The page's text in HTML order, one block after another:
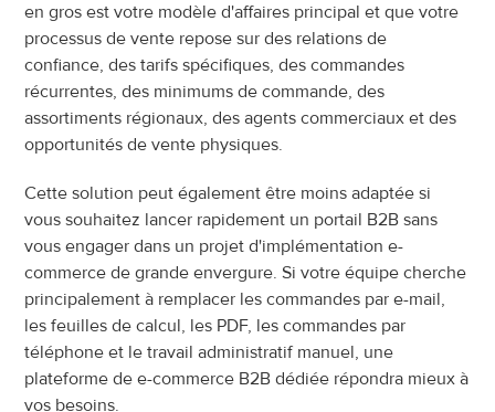
en gros est votre modèle d'affaires principal et que votre
processus de vente repose sur des relations de
confiance, des tarifs spécifiques, des commandes
récurrentes, des minimums de commande, des
assortiments régionaux, des agents commerciaux et des
opportunités de vente physiques.
Cette solution peut également être moins adaptée si
vous souhaitez lancer rapidement un portail B2B sans
vous engager dans un projet d'implémentation e-
commerce de grande envergure. Si votre équipe cherche
principalement à remplacer les commandes par e-mail,
les feuilles de calcul, les PDF, les commandes par
téléphone et le travail administratif manuel, une
plateforme de e-commerce B2B dédiée répondra mieux à
vos besoins.